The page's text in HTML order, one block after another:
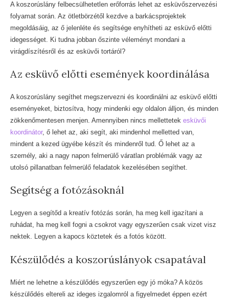
A koszorúslány felbecsülhetetlen erőforrás lehet az esküvőszervezési
folyamat során. Az ötletbörzétől kezdve a barkácsprojektek
megoldásáig, az ő jelenléte és segítsége enyhítheti az esküvő előtti
idegességet. Ki tudna jobban őszinte véleményt mondani a
virágdíszítésről és az esküvői tortáról?
Az esküvő előtti események koordinálása
A koszorúslány segíthet megszervezni és koordinálni az esküvő előtti
eseményeket, biztosítva, hogy mindenki egy oldalon álljon, és minden
zökkenőmentesen menjen. Amennyiben nincs mellettetek esküvői
koordinátor, ő lehet az, aki segít, aki mindenhol melletted van,
mindent a kezed ügyébe készít és mindenről tud. Ő lehet az a
személy, aki a nagy napon felmerülő váratlan problémák vagy az
utolsó pillanatban felmerülő feladatok kezelésében segíthet.
Segítség a fotózásoknál
Legyen a segítőd a kreatív fotózás során, ha meg kell igazítani a
ruhádat, ha meg kell fogni a csokrot vagy egyszerűen csak vizet visz
nektek. Legyen a kapocs köztetek és a fotós között.
Készülődés a koszorúslányok csapatával
Miért ne lehetne a készülődés egyszerűen egy jó móka? A közös
készülődés eltereli az ideges izgalomról a figyelmedet éppen ezért